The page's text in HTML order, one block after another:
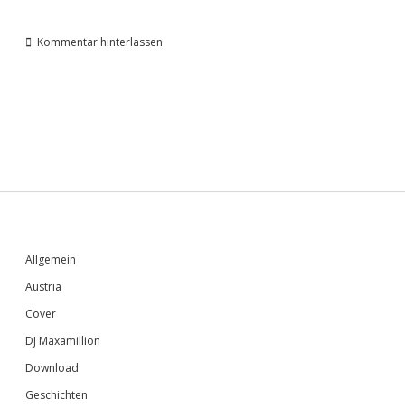
Kommentar hinterlassen
Sidebar
Allgemein
Austria
Cover
DJ Maxamillion
Download
Geschichten